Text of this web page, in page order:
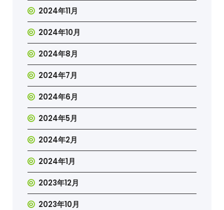
2024年11月
2024年10月
2024年8月
2024年7月
2024年6月
2024年5月
2024年2月
2024年1月
2023年12月
2023年10月